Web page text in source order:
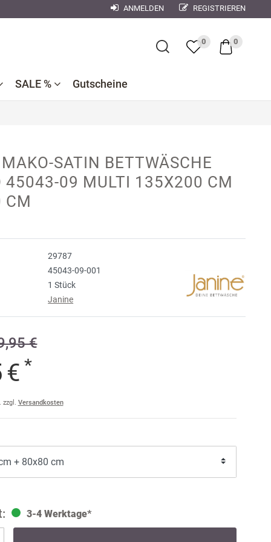
×
ANMELDEN REGISTRIEREN
SALE %
Badtextilien
Bettwäsche
Dekokissen
Reduzierte
Gutscheine
0 0
SATIN BETTWÄSCHE
45043-09 MULTI 135X200 CM
CM
29787
45043-09-001
1 Stück
Janine
€
€ *
zzgl. Versandkosten
3-4 Werktage*